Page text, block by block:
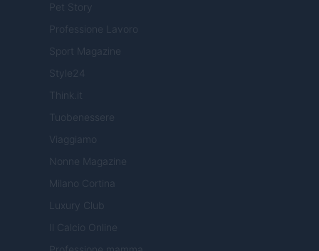
Pet Story
Professione Lavoro
Sport Magazine
Style24
Think.it
Tuobenessere
Viaggiamo
Nonne Magazine
Milano Cortina
Luxury Club
Il Calcio Online